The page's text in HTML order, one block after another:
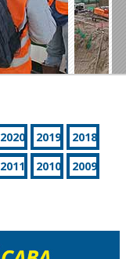
2020 2019
2018
2011 2010
2009